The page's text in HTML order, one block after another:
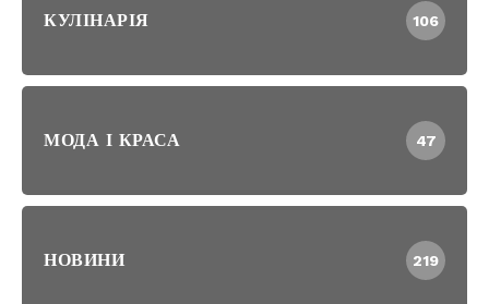
КУЛІНАРІЯ 106
МОДА І КРАСА 47
НОВИНИ 219